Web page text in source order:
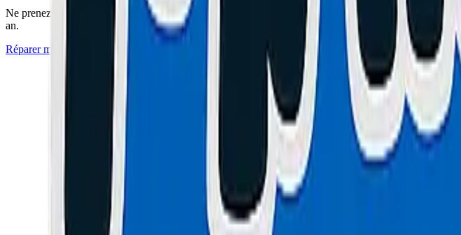
Ne prenez pas de risques avec votre matériel. L'atelier Maison du Geek
situé à Cannes (06) prend en
an.
Réparer mon Téléphone à Cannes